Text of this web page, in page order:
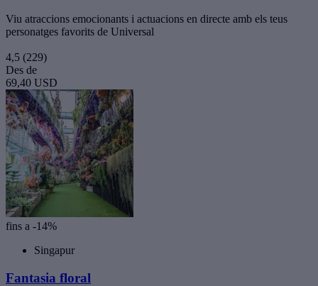
Viu atraccions emocionants i actuacions en directe amb els teus
personatges favorits de Universal
4,5 (229)
Des de
69,40 USD
fins a -14%
Singapur
Fantasia floral